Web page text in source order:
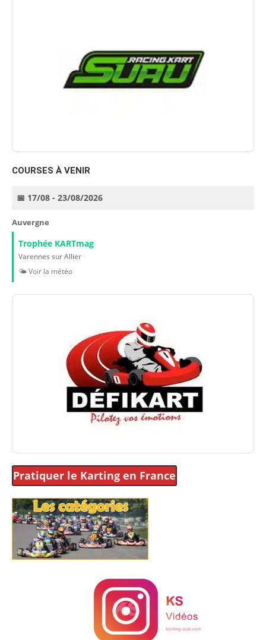
COURSES À VENIR
📅 17/08 - 23/08/2026
Auvergne
Trophée KARTmag
Varennes sur Allier
🌤️ Voir la météo
Pratiquer le Karting en France